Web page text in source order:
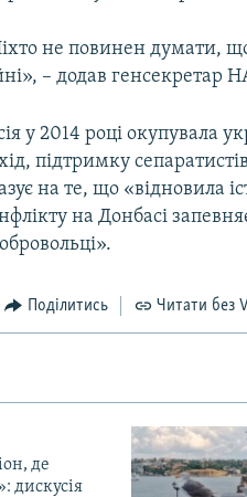
не повинен думати,
– додав генсекретар
у 2014 році окупувала
підтримку
на те, що «відновила
на Донбасі
Поділитись Читати без
де
дискусія